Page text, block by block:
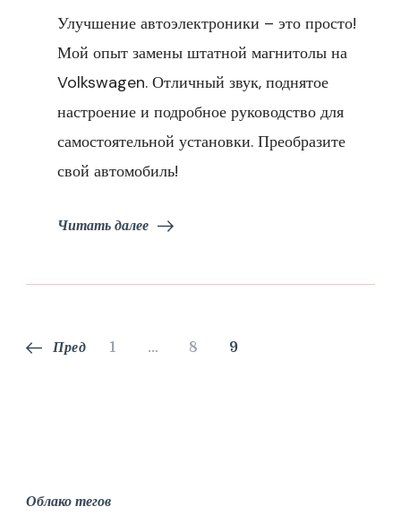
Улучшение автоэлектроники – это просто!
Мой опыт замены штатной магнитолы на
Volkswagen. Отличный звук, поднятое
настроение и подробное руководство для
самостоятельной установки. Преобразите
свой автомобиль!
Читать далее
Пагинация
Пред Страница
1 … Страница
8 Страница
9
Облако тегов